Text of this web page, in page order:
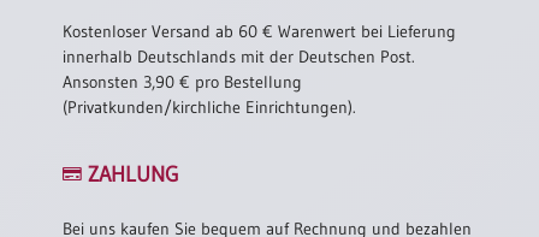
Kostenloser Versand ab 60 € Warenwert bei Lieferung
innerhalb Deutschlands mit der Deutschen Post.
Ansonsten 3,90 € pro Bestellung
(Privatkunden/kirchliche Einrichtungen).
ZAHLUNG
Bei uns kaufen Sie bequem auf Rechnung und bezahlen